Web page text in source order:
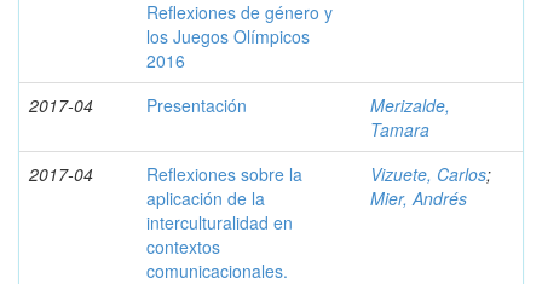
Reflexiones de género y
los Juegos Olímpicos
2016
2017-04 Presentación
Merizalde,
Tamara
2017-04
Reflexiones sobre la
aplicación de la
interculturalidad en
contextos
comunicacionales.
Vizuete, Carlos;
Mier, Andrés